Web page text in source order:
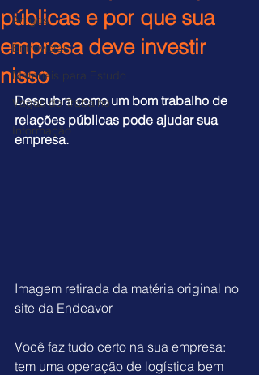
Artigos
Entrevistas
Materiais para Estudo
Vagas de Trabalho
Informação
públicas e por que sua
empresa deve investir
nisso
Descubra como um bom trabalho de
relações públicas pode ajudar sua
empresa.
Imagem retirada da matéria original no
site da Endeavor
Você faz tudo certo na sua empresa:
tem uma operação de logística bem